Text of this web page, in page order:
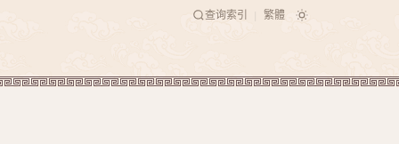
查询索引 繁體